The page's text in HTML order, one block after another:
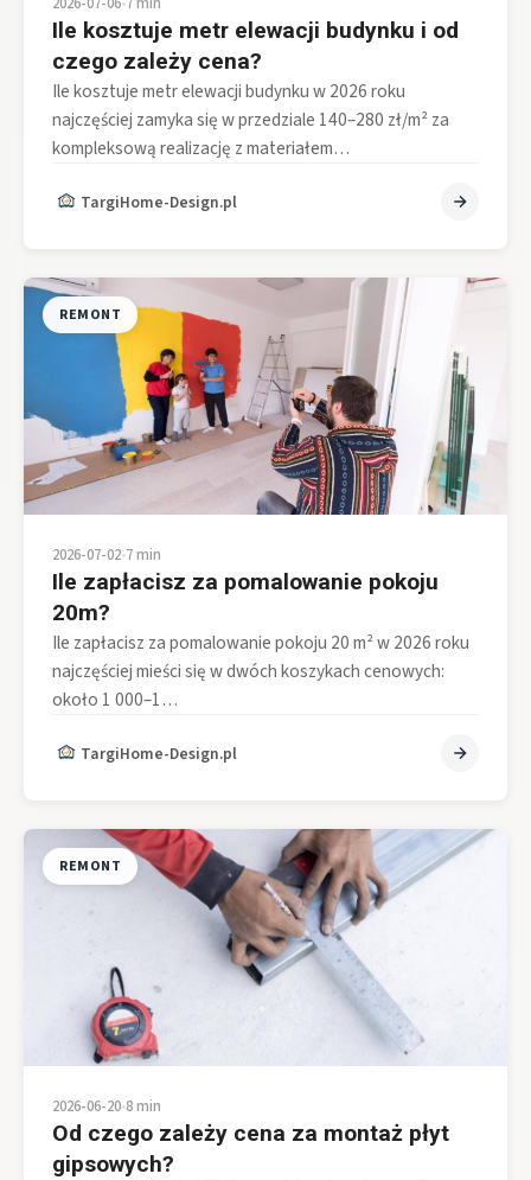
Ile kosztuje metr elewacji budynku i od
czego zależy cena?
Ile kosztuje metr elewacji budynku w 2026 roku
najczęściej zamyka się w przedziale 140–280 zł/m² za
kompleksową realizację z materiałem…
TargiHome-Design.pl
REMONT
2026-07-02•7 min
Ile zapłacisz za pomalowanie pokoju
20m?
Ile zapłacisz za pomalowanie pokoju 20 m² w 2026 roku
najczęściej mieści się w dwóch koszykach cenowych:
około 1 000–1…
TargiHome-Design.pl
REMONT
2026-06-20•8 min
Od czego zależy cena za montaż płyt
gipsowych?